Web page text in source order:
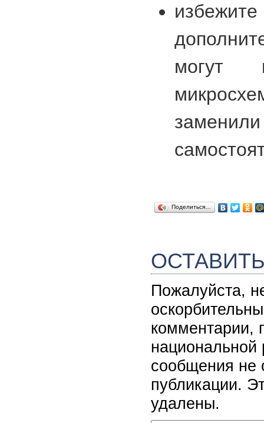
могут
Поделиться…
Пожалуйста,
комментарии,
национальной
сообщения не
публикации.
удалены.